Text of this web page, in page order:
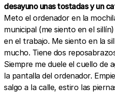
desayuno unas tostadas y un
Meto el ordenador en la
municipal (me siento en el
en el trabajo. Me siento en la
mucho. Tiene dos
Siempre me duele el cuello de
la pantalla del ordenador.
salgo a la calle, estiro las